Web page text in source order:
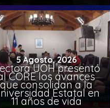
5 Agosto, 2026
UOH presentó
CORE los avances
que consolidan a la
Estatal en
11 años de vida